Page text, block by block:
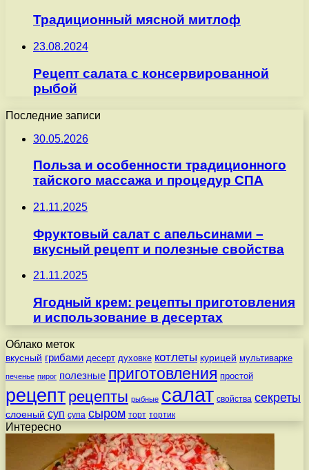
Традиционный мясной митлоф
23.08.2024
Рецепт салата с консервированной
рыбой
Последние записи
30.05.2026
Польза и особенности традиционного
тайского массажа и процедур СПА
21.11.2025
Фруктовый салат с апельсинами –
вкусный рецепт и полезные свойства
21.11.2025
Ягодный крем: рецепты приготовления
и использование в десертах
Облако меток
вкусный грибами десерт духовке котлеты курицей мультиварке
печенье пирог полезные приготовления простой
рецепт рецепты рыбные салат свойства секреты
слоеный суп супа сыром торт тортик
Интересно